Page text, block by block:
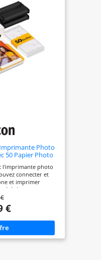
de poche sans
accompagner dans
que l’on peut
PHOTOS, À VOTRE
Canon Mini Print
Canon.
aux collages
désormais être
vous.
Photo
50 Papier Photo
l'imprimante photo
connecter et
et imprimer
Kodak Dock
appareils Apple et
en charge la
Qualité photo
3 Retro utilise la
d'imprimer des
couleur et de les
contre les
€